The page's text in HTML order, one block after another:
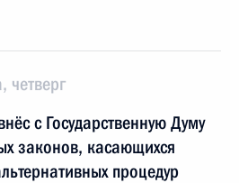
четверг
с Государственную Думу
законов, касающихся
процедур